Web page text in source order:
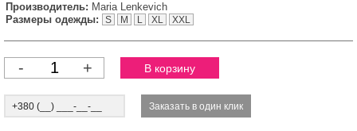
Производитель: Maria Lenkevich
Размеры одежды:
S M L XL XXL
- +